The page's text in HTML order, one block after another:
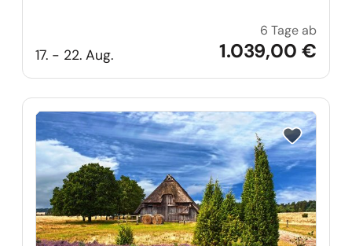
17. - 22. Aug.
6 Tage ab
1.039,00 €
Reise auf